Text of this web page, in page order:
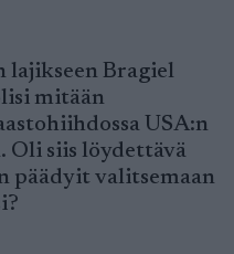
lajikseen Bragiel
mitään
USA:n
Oli siis löydettävä
päädyit valitsemaan